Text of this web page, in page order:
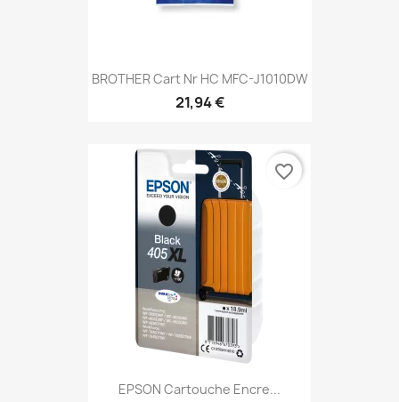
BROTHER Cart Nr HC MFC-J1010DW
21,94 €
EPSON Cartouche Encre...
favorite_border